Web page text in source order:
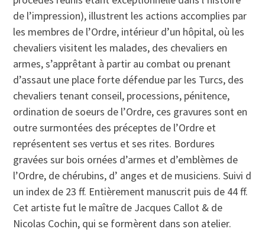
de l’impression), illustrent les actions accomplies par
les membres de l’Ordre, intérieur d’un hôpital, où les
chevaliers visitent les malades, des chevaliers en
armes, s’apprêtant à partir au combat ou prenant
d’assaut une place forte défendue par les Turcs, des
chevaliers tenant conseil, processions, pénitence,
ordination de soeurs de l’Ordre, ces gravures sont en
outre surmontées des préceptes de l’Ordre et
représentent ses vertus et ses rites. Bordures
gravées sur bois ornées d’armes et d’emblèmes de
l’Ordre, de chérubins, d’ anges et de musiciens. Suivi d
un index de 23 ff. Entièrement manuscrit puis de 44 ff.
Cet artiste fut le maître de Jacques Callot & de
Nicolas Cochin, qui se formèrent dans son atelier.